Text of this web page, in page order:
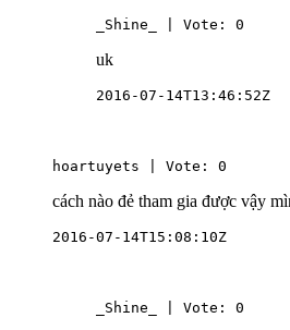
_Shine_ | Vote: 0
uk
2016-07-14T13:46:52Z
hoartuyets | Vote: 0
cách nào đẻ tham gia được vậy
2016-07-14T15:08:10Z
_Shine_ | Vote: 0